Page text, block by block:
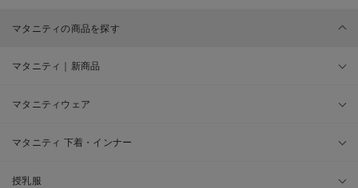
マタニティの商品を探す
マタニティ｜新商品
マタニティウェア
マタニティ 下着・インナー
授乳服